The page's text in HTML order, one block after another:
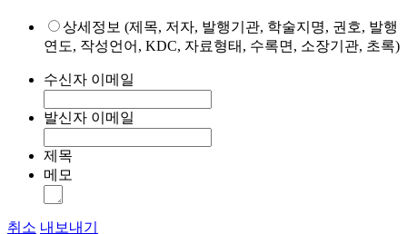
상세정보 (제목, 저자, 발행기관, 학술지명, 권호, 발행
연도, 작성언어, KDC, 자료형태, 수록면, 소장기관, 초록)
수신자 이메일
발신자 이메일
제목
메모
취소 내보내기